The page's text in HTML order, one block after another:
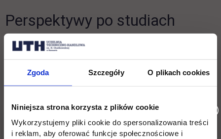
Zgoda Szczegóły O plikach cookies
Niniejsza strona korzysta z plików cookie
Wykorzystujemy pliki cookie do spersonalizowania treści
i reklam, aby oferować funkcje społecznościowe i
Perspektywy po studiach
Dzisiaj pod pojęciem transportu kryje się coś więcej, niż
przewiezienie paczki z punktu A do punktu B.Transport
jest zaawansowanym procesem obejmującym wysyłkę i
odbiór towarów, planowanie i sprawowanie kontroli nad
wymaga znajomości regulacji prawnych, które są inne w
zależności od etapu, środka i skali transportu (krajowego lub
międzynarodowego) czy doskonałego zmysłu